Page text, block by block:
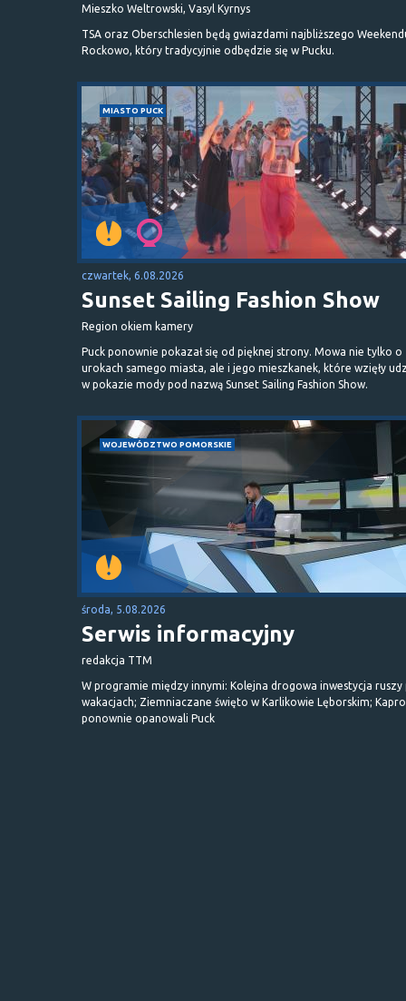
Mieszko Weltrowski, Vasyl Kyrnys
TSA oraz Oberschlesien będą gwiazdami najbliższego
Rockowo, który tradycyjnie odbędzie się w Pucku.
MIASTO PUCK
czwartek, 6.08.2026
Sunset Sailing Fashion Show
Region okiem kamery
Puck ponownie pokazał się od pięknej strony. Mowa nie tylko o
urokach samego miasta, ale i jego mieszkanek, które wzięły
w pokazie mody pod nazwą Sunset Sailing Fashion Show.
WOJEWÓDZTWO POMORSKIE
środa, 5.08.2026
Serwis informacyjny
redakcja TTM
W programie między innymi: Kolejna drogowa inwestycja ruszy
wakacjach; Ziemniaczane święto w Karlikowie Lęborskim;
ponownie opanowali Puck